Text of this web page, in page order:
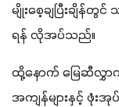
မျိုးစေ့ချပြီးချိန်တွ
ရန် လိုအပ်သည်။
ထို့နောက် မြေဆီလွှာ
အကျန်များနှင့် ဖုံးအု